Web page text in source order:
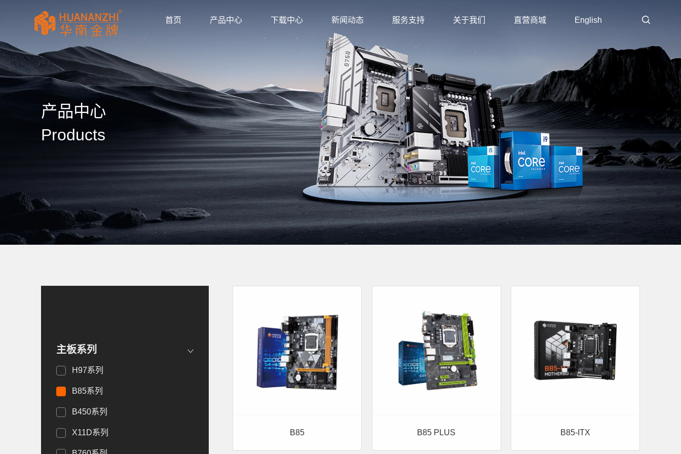
首页 产品中心 下载中心 新闻动态 服务支持 关于我们 直营商城 English
产品中心
Products
主板系列
H97系列
B85系列
B450系列
X11D系列 B85 B85 PLUS B85-ITX